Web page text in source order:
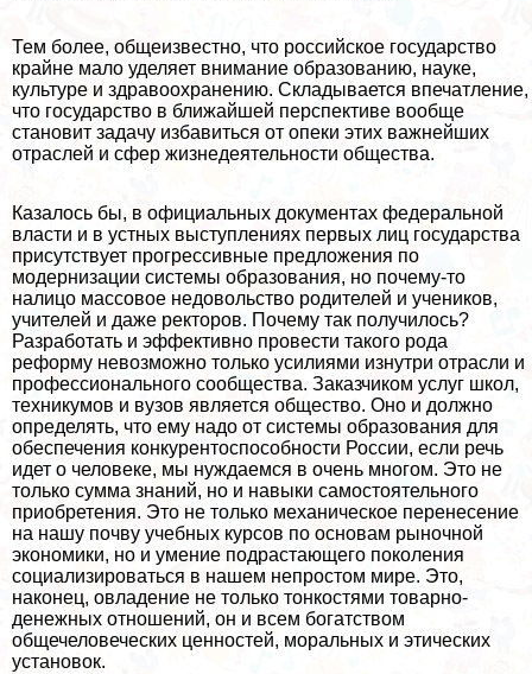
Тем более, общеизвестно, что российское государство
крайне мало уделяет внимание образованию, науке,
культуре и здравоохранению. Складывается впечатление,
что государство в ближайшей перспективе вообще
становит задачу избавиться от опеки этих важнейших
отраслей и сфер жизнедеятельности общества.
Казалось бы, в официальных документах федеральной
власти и в устных выступлениях первых лиц государства
присутствует прогрессивные предложения по
модернизации системы образования, но почему-то
налицо массовое недовольство родителей и учеников,
учителей и даже ректоров. Почему так получилось?
Разработать и эффективно провести такого рода
реформу невозможно только усилиями изнутри отрасли и
профессионального сообщества. Заказчиком услуг школ,
техникумов и вузов является общество. Оно и должно
определять, что ему надо от системы образования для
обеспечения конкурентоспособности России, если речь
идет о человеке, мы нуждаемся в очень многом. Это не
только сумма знаний, но и навыки самостоятельного
приобретения. Это не только механическое перенесение
на нашу почву учебных курсов по основам рыночной
экономики, но и умение подрастающего поколения
социализироваться в нашем непростом мире. Это,
наконец, овладение не только тонкостями товарно-
денежных отношений, он и всем богатством
общечеловеческих ценностей, мopaльных и этических
установок.